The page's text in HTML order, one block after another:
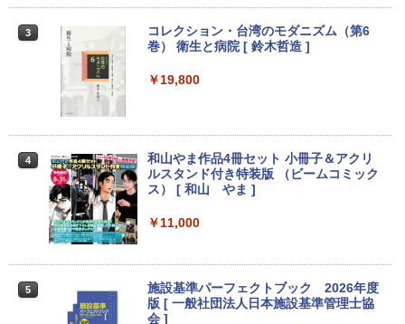
トパソコン 中古パソコン 中古PC】送料
無料 あす楽対応 即日発送（Windows10
も対応可能 Win10）
￥29,689
良品 15.6インチ HP Notebook 250G7 W
indows11 超高性能 第10世代Core i5-10
35G1 8GB 爆速NVMe式256GB-SSD カ
メラ 無線 Office付き Win11【中古ノー
トパソコン 中古パソコン 中古PC】送料
無料 あす楽対応 即日発送（Windows10
も対応可能 Win10）
￥29,689
Windows11 Pro 8K/4K 3画面出力 LAN *
2 WiFi5 Bluetooth5.0 Nucbox みにpc
Ryzen 5 N95/N97/N100/4300U/N150よ
り高性能
￥61,999
3
MINISFORUM｜ミニスフォーラム 超小
型 デスクトップパソコン LN150W(Wind
ows 11 Pro/Intel Processor N150/メモ
リ 8GB/SSD 256GB/VESA) ミニPC LN1
50W-8/256-W11Pro(N150)
FUJITSU/富士通 ESPRIMO G6012/MX
ートワーク IPS mini pc ミニPC 多デバ
イス対応 ブラック
￥9,480
スプレイ PCモニター VESA モニタ ノン
グレア フルHD 75Hz ブルーライト軽減
パネル 178度 広角 高解像度目に優しいフ
リッカーフリー (PS5確認済み/HDMI/VG
A/3年保証)
￥9,980
4
【公式限定2年保証】モニター 21.5イン
チ フルhd 高画質 100Hz VA ノングレア
3
コレクション・台湾のモダニズム（第6
巻） 衛生と病院 [ 鈴木哲造 ]
￥19,800
4
和山やま作品4冊セット 小冊子＆アクリ
ルスタンド付き特装版 （ビームコミック
ス） [ 和山 やま ]
￥11,000
5
施設基準パーフェクトブック 2026年度
版 [ 一般社団法人日本施設基準管理士協
会 ]